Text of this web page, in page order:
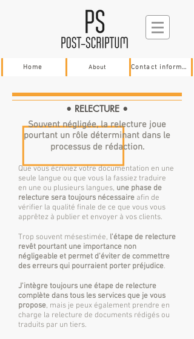
Home About Contact information
• RELECTURE •
Souvent négligée, la relecture joue
pourtant un rôle déterminant dans le
processus de rédaction.
Que vous écriviez votre documentation en une
seule langue ou que vous la fassiez traduire
en une ou plusieurs langues, une phase de
relecture sera toujours nécessaire afin de
vérifier la qualité finale de ce que vous vous
apprêtez à publier et envoyer à vos clients.
Trop souvent mésestimée, l'étape de relecture
revêt pourtant une importance non
négligeable et permet d'éviter de commettre
des erreurs qui pourraient porter préjudice.
J'intègre toujours une étape de relecture
complète dans tous les services que je vous
propose, mais je peux également prendre en
charge la relecture de documents rédigés ou
traduits par un tiers.